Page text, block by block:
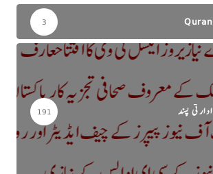
Quran
3
ادارتی پسند 191